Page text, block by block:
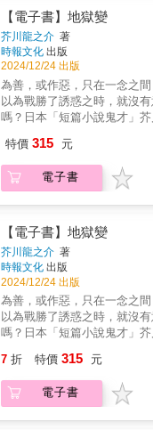
學名匠、著作，及當代大師
期許為台灣讀者翻開日本文
打開嶄新視野，窺見日本陰翳
面。 「幻話集」書系全書單
京極夏彥新編《遠野物語
與怪談起點‧兩代大師聯手之
夫《死者之書》──中文世界首
師體現日本古來倫理與生死
龍彥《高丘親王航海記》──
驅、黑暗美學大師澀澤龍彥的
《草迷宮》──芥川龍之介讚
泉鏡花‧百年妖異經典
與舞台劇，耽美畫家山本タ
創作同名畫集，堪稱日本各界
崇高名作。 怪談×幻想×經典
系：幻話集 民間譚與怪談，
知和想像。 對妖鬼、亡靈的
潛伏在世世代代的記憶之流
熟悉的「妖怪」樣貌。 「幻
樣怪談誕生的本質，搜羅日
像繼續傳述下去。 挑選日本
來。 以遠古昔話、民間奇譚
科幻經典，架出一道過去與現
樑…… 藉由引介繁體中文圈尚
學名匠、著作，及當代大師
期許為台灣讀者翻開日本文
打開嶄新視野，窺見日本陰翳
面。 「幻話集」書系全書單
京極夏彥新編《遠野物語
與怪談起點‧兩代大師聯手之
夫《死者之書》──中文世界首
師體現日本古來倫理與生死
龍彥《高丘親王航海記》──
驅、黑暗美學大師澀澤龍彥的
《草迷宮》──芥川龍之介讚
泉鏡花‧百年妖異經典
最高傑作。 關於金閣寺，
的是： 美的毀滅，遠比美
眩神迷…… 金閣不是無力
它是一切無力的根源！ 金
令人畏懼，是它的美讓人看
如小說所言： 「一般而言
都不具備金閣那種嚴密的一
方法傳播、繁殖而已。 殺
對象的一次性，殺人就是永遠
想。因此金閣與人類越發呈
滅的可能性。 像人類這樣
是不可能根絕的，而像金閣這
倒可以消滅。為什麼人們沒有
的獨創性不容置疑。」
有上蒼的恩賜呢！」晚婚的
對同樣晚婚的妻子這麼說。新
夫妻倆蜜月旅行的旅館內，妻
人，突然出現在她的夢中。令
並不是那位所愛之人早已不
的自己，赤身全裸……──收錄
宛如將雙眼湊近顯微鏡，你
世間男女愛慾流轉的千姿
諾貝爾文學獎得主──川端康
以九個不同的視角，淋漓盡
「美」的極致。 所謂的愛
呢？ 雙向奔赴，才是愛最
嗎？ 在川端康成筆下的「
有人為了愛別人而拋棄了自
那些與自己有肉體關係的人，
的一面。 人心，正是如此
西。跟外人相比，明明是應該
愛之人」，許多話非但無法
連對同一件事的記憶，也出
同。而或許正是這些「所愛
盈缺，成就「愛」最美的模
戀〉即將出嫁的雪子，將對多
的初戀情人，提出驚人的告白
一對晚婚的男女，是耐心等
【電子書】地獄變
芥川龍之介 著
時報文化 出版
2024/12/24 出版
為善，或作惡，只在一念之
以為戰勝了誘惑之時，就沒
嗎？日本「短篇小說鬼才」
日本短篇小說鬼才，日本純文
川獎」以他的名字命名。村上
傑羅相提並論，就連太宰治
在」。芥川的小說擅長捕捉
人之間的人性閃光，行文圓融
心理描寫細膩深刻，並且對各
握。本書精選直面地獄的〈地
鳴的〈鼻子〉、各有說法的
深省的〈河童〉、自傳體遺
生〉等十六篇膾炙人口的芥
說。讀芥川，讓我們得以稍
疲勞和倦怠，以及不可解的、
子！還得有一名豔麗女子，
上！在煙熏火燎之下，車裡的
想要繪畫出這番情景的，不
特價 315 元
電子書
【電子書】地獄變
芥川龍之介 著
時報文化 出版
2024/12/24 出版
為善，或作惡，只在一念之
以為戰勝了誘惑之時，就沒
嗎？日本「短篇小說鬼才」
日本短篇小說鬼才，日本純文
川獎」以他的名字命名。村上
傑羅相提並論，就連太宰治
7 折 特價 315 元
電子書